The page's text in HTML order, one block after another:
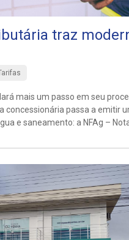
traz
mais um passo em seu
concessionária passa a emitir
e saneamento: a NFAg – Nota